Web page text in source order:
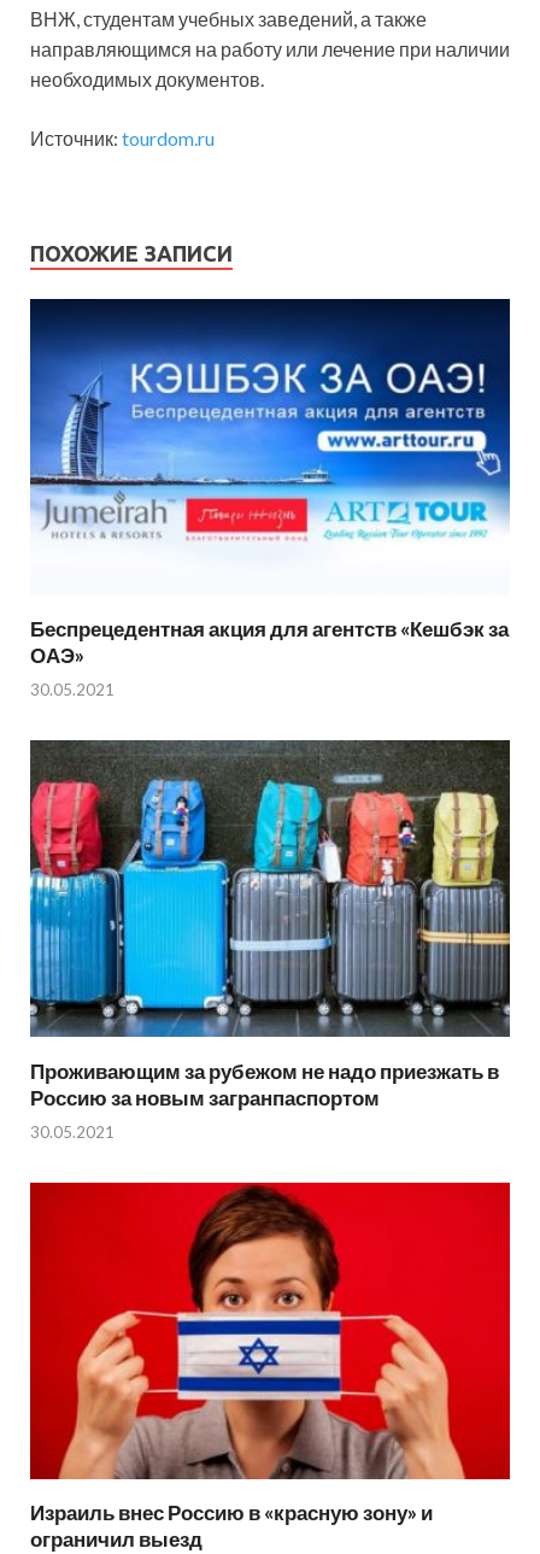
ВНЖ, студентам учебных заведений, а также
направляющимся на работу или лечение при наличии
необходимых документов.
Источник: tourdom.ru
ПОХОЖИЕ ЗАПИСИ
Беспрецедентная акция для агентств «Кешбэк за
ОАЭ»
30.05.2021
Проживающим за рубежом не надо приезжать в
Россию за новым загранпаспортом
30.05.2021
Израиль внес Россию в «красную зону» и
ограничил выезд